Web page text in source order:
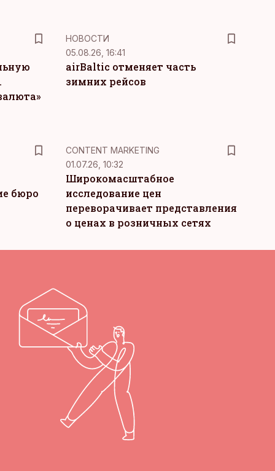
НОВОСТИ
05.08.26, 16:41
airBaltic отменяет часть
зимних рейсов
бюро
KM
CONTENT MARKETING
01.07.26, 10:32
Широкомасштабное
исследование цен
переворачивает представления
о ценах в розничных сетях